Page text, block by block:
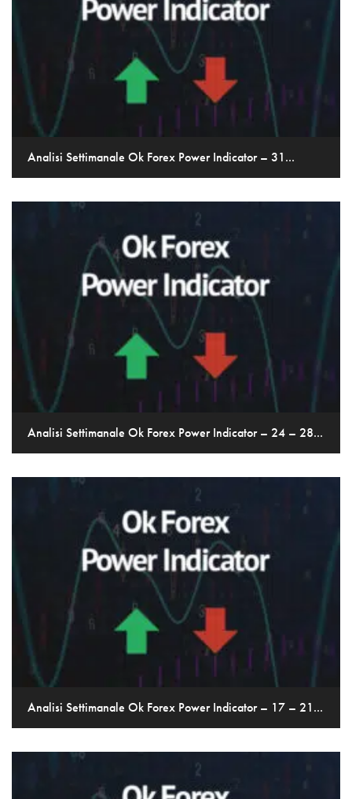
Analisi Settimanale Ok Forex Power Indicator – 31...
Analisi Settimanale Ok Forex Power Indicator – 24 – 28...
Analisi Settimanale Ok Forex Power Indicator – 17 – 21...